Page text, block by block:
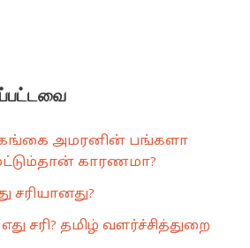
கங்கை அமரனின் பங்களா
மட்டும்தான் காரணமா?
சரியானது?
எது சரி? தமிழ் வளர்ச்சித்துறை